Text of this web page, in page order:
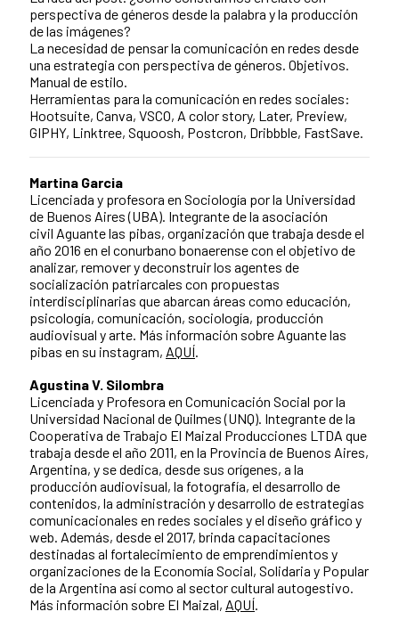
perspectiva de géneros desde la palabra y la producción
de las imágenes?
La necesidad de pensar la comunicación en redes desde
una estrategia con perspectiva de géneros. Objetivos.
Manual de estilo.
Herramientas para la comunicación en redes sociales:
Hootsuite, Canva, VSCO, A color story, Later, Preview,
GIPHY, Linktree, Squoosh, Postcron, Dribbble, FastSave.
Martina Garcia
Licenciada y profesora en Sociología por la Universidad
de Buenos Aires (UBA). Integrante de la asociación
civil Aguante las pibas, organización que trabaja desde el
año 2016 en el conurbano bonaerense con el objetivo de
analizar, remover y deconstruir los agentes de
socialización patriarcales con propuestas
interdisciplinarias que abarcan áreas como educación,
psicología, comunicación, sociología, producción
audiovisual y arte. Más información sobre Aguante las
pibas en su instagram, AQUÍ.
Agustina V. Silombra
Licenciada y Profesora en Comunicación Social por la
Universidad Nacional de Quilmes (UNQ). Integrante de la
Cooperativa de Trabajo El Maizal Producciones LTDA que
trabaja desde el año 2011, en la Provincia de Buenos Aires,
Argentina, y se dedica, desde sus orígenes, a la
producción audiovisual, la fotografía, el desarrollo de
contenidos, la administración y desarrollo de estrategias
comunicacionales en redes sociales y el diseño gráfico y
web. Además, desde el 2017, brinda capacitaciones
destinadas al fortalecimiento de emprendimientos y
organizaciones de la Economía Social, Solidaria y Popular
de la Argentina así como al sector cultural autogestivo.
Más información sobre El Maizal, AQUÍ.